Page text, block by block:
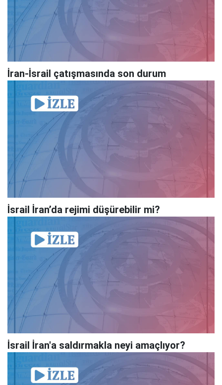
İran-İsrail çatışmasında son durum
İsrail İran’da rejimi düşürebilir mi?
İsrail İran'a saldırmakla neyi amaçlıyor?